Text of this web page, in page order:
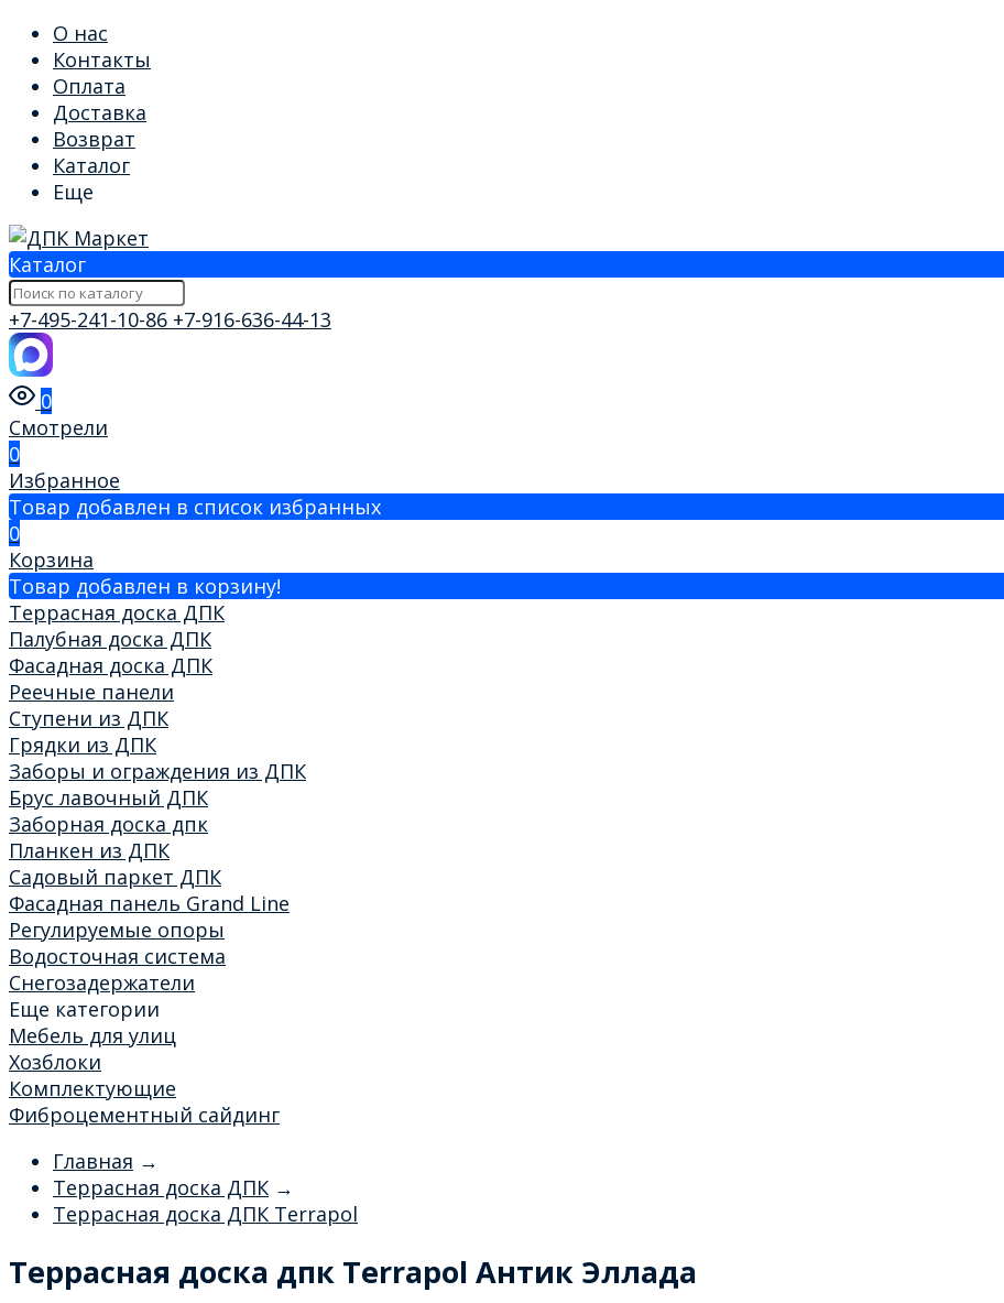
О нас
Контакты
Оплата
Доставка
Возврат
Каталог
Еще
Каталог
+7-495-241-10-86 +7-916-636-44-13
0
Смотрели
0
Избранное
Товар добавлен в список избранных
0
Корзина
Товар добавлен в корзину!
Террасная доска ДПК
Палубная доска ДПК
Фасадная доска ДПК
Реечные панели
Ступени из ДПК
Грядки из ДПК
Заборы и ограждения из ДПК
Брус лавочный ДПК
Заборная доска дпк
Планкен из ДПК
Садовый паркет ДПК
Фасадная панель Grand Line
Регулируемые опоры
Водосточная система
Снегозадержатели
Еще категории
Мебель для улиц
Хозблоки
Комплектующие
Фиброцементный сайдинг
Главная →
Террасная доска ДПК →
Террасная доска ДПК Terrapol
Террасная доска дпк Terrapol Антик Эллада